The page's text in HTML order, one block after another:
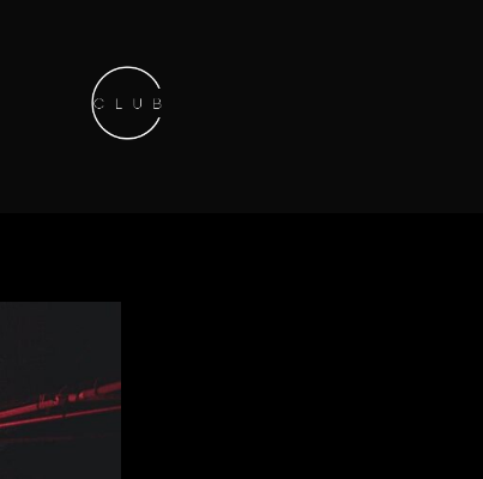
01.42.71.40.79